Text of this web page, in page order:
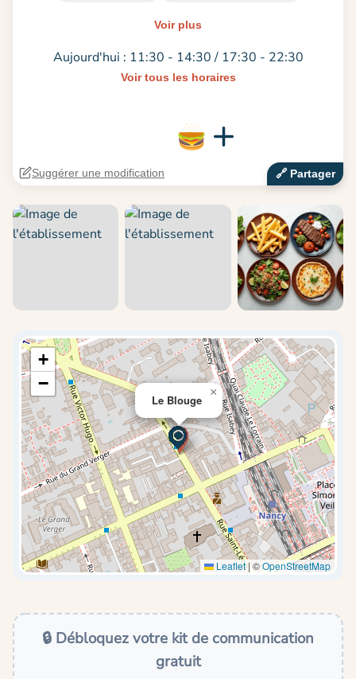
Voir plus
Aujourd'hui : 11:30 - 14:30 / 17:30 - 22:30
Voir tous les horaires
🔗‍️ Partager
Suggérer une modification
Le Blouge
×
+
−
Leaflet | ©OpenStreetMap
🔒 Débloquez votre kit de communication
gratuit